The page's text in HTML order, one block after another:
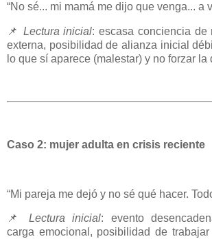
“No sé... mi mamá me dijo que venga... a
📌 Lectura inicial: escasa conciencia de
externa, posibilidad de alianza inicial
lo que sí aparece (malestar) y no forzar la
Caso 2: mujer adulta en crisis reciente
“Mi pareja me dejó y no sé qué hacer.
📌 Lectura inicial: evento
carga emocional, posibilidad de